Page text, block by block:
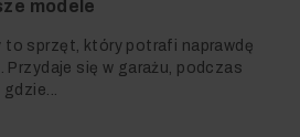
modele
sprzęt, który potrafi naprawdę
Przydaje się w garażu, podczas